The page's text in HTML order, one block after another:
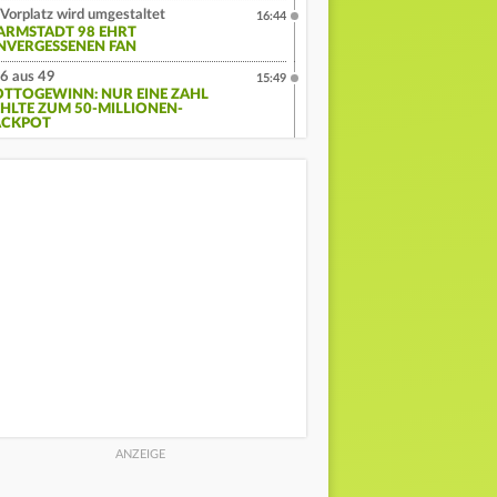
Vorplatz wird umgestaltet
98 EHRT
FAN
16:44
6 aus 49
NUR EINE ZAHL
ZUM 50-MILLIONEN-
15:49